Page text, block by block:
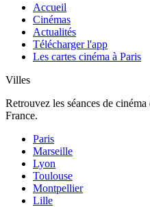
Accueil
Cinémas
Actualités
Télécharger l'app
Les cartes cinéma à Paris
Villes
Retrouvez les séances de
France.
Paris
Marseille
Lyon
Toulouse
Montpellier
Lille